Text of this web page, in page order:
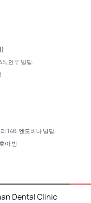
)
안푸 빌딩,
146, 엔도비나 빌딩,
아 방
Dental Clinic